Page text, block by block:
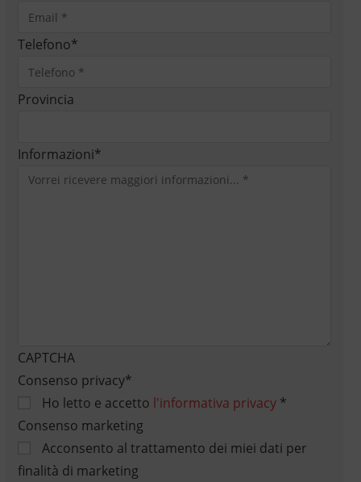
Telefono*
Provincia
Informazioni*
CAPTCHA
Consenso privacy*
Ho letto e accetto l'informativa privacy*
Consenso marketing
Acconsento al trattamento dei miei dati per
finalità di marketing